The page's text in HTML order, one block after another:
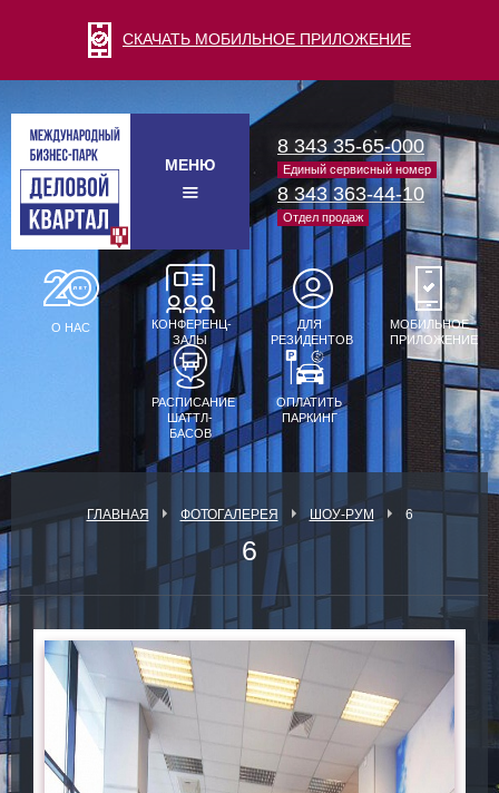
СКАЧАТЬ МОБИЛЬНОЕ ПРИЛОЖЕНИЕ
МЕНЮ
8 343 35-65-000
Единый сервисный номер
8 343 363-44-10
Отдел продаж
О НАС
КОНФЕРЕНЦ-
ЗАЛЫ
ДЛЯ
РЕЗИДЕНТОВ
МОБИЛЬНОЕ
ПРИЛОЖЕНИЕ
РАСПИСАНИЕ
ШАТТЛ-
БАСОВ
ОПЛАТИТЬ
ПАРКИНГ
ГЛАВНАЯ ФОТОГАЛЕРЕЯ ШОУ-РУМ 6
6